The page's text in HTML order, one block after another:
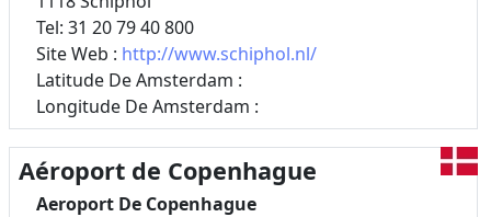
Tel: 31 20 79 40 800
Site Web : http://www.schiphol.nl/
Latitude De Amsterdam :
Longitude De Amsterdam :
Aéroport de Copenhague
Aeroport De Copenhague